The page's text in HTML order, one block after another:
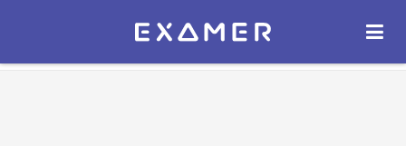
Экзамер — ЕГЭ 2027
ОТКРЫТЬ